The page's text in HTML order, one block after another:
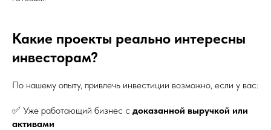
Какие проекты реально интересны
инвесторам?
По нашему опыту, привлечь инвестиции возможно, если у вас:
✅ Уже работающий бизнес с доказанной выручкой или
активами